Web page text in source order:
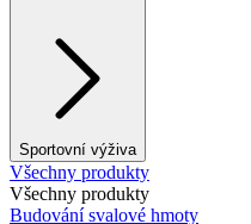
Sportovní výživa
Všechny produkty
Všechny produkty
Budování svalové hmoty